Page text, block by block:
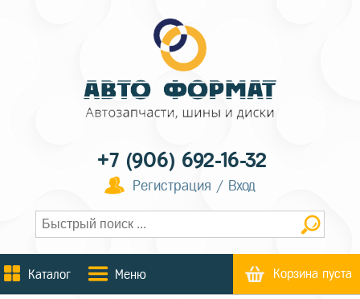
+7 (906) 692-16-32
Регистрация / Вход
Каталог Меню Корзина пуста